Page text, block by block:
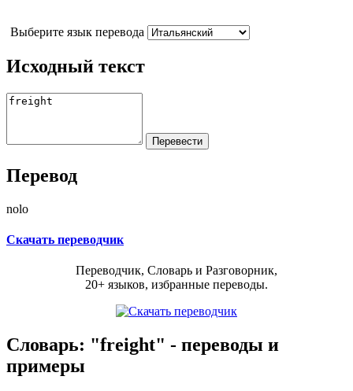
Выберите язык перевода
Исходный текст
Перевод
nolo
Скачать переводчик
Переводчик, Словарь и Разговорник,
20+ языков, избранные переводы.
Словарь: "freight" - переводы и
примеры